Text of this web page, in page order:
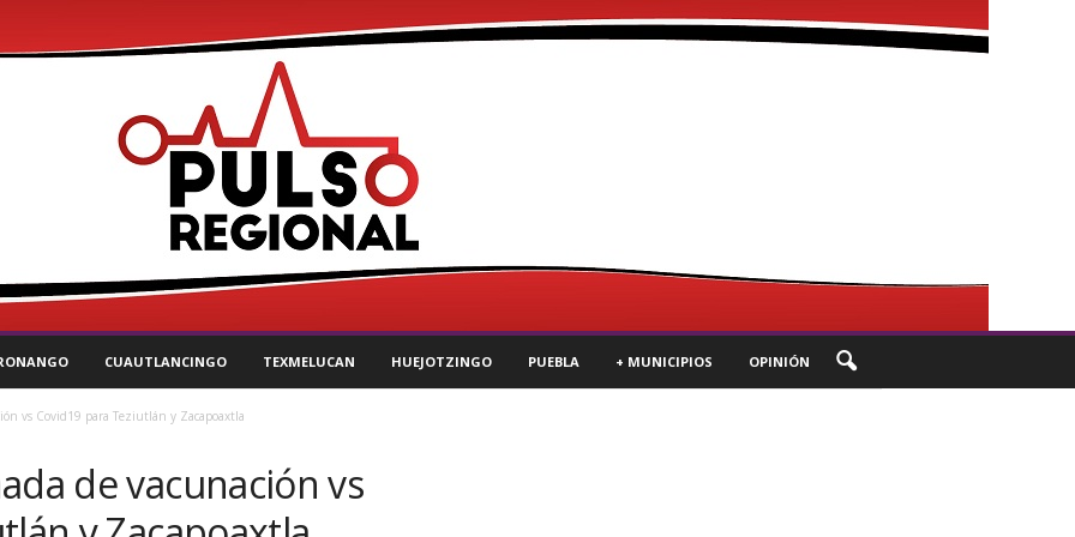
CUAUTLANCINGO TEXMELUCAN HUEJOTZINGO PUEBLA + MUNICIPIOS OPINIÓN
vs Covid19 para Teziutlán y Zacapoaxtla
de vacunación vs